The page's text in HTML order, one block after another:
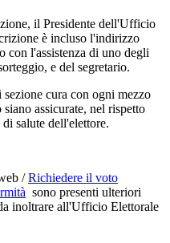
il Presidente dell'Ufficio
è incluso l'indirizzo
con l'assistenza di uno degli
e del segretario.
cura con ogni mezzo
assicurate, nel rispetto
salute dell'elettore.
/Richiedere il voto
sono presenti ulteriori
inoltrare all'Ufficio Elettorale